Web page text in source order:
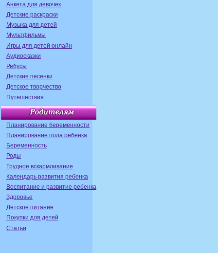
Анкета для девочек
Детские раскраски
Музыка для детей
Мультфильмы
Игры для детей онлайн
Аудиосказки
Ребусы
Детские песенки
Детское творчество
Путешествия
Планирование беременности
Планирование пола ребенка
Беременность
Роды
Грудное вскармливание
Календарь развития ребенка
Воспитание и развитие ребенка
Здоровье
Детское питание
Покупки для детей
Статьи